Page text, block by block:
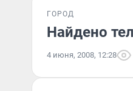
ГОРОД
Найдено
4 июня, 2008, 12:28